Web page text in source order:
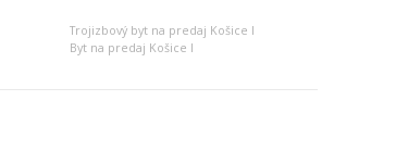
Trojizbový byt na predaj Košice I
Byt na predaj Košice I